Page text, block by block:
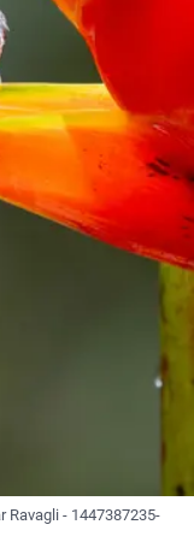
Ravagli - 1447387235-